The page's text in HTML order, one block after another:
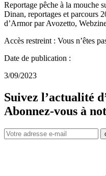
Reportage pêche à la mouche
Dinan, reportages et parcours
d’Armor par Avozetto,
Accès restreint : Vous n’êtes
Date de publication :
3/09/2023
Suivez l’actualité
Abonnez-vous à